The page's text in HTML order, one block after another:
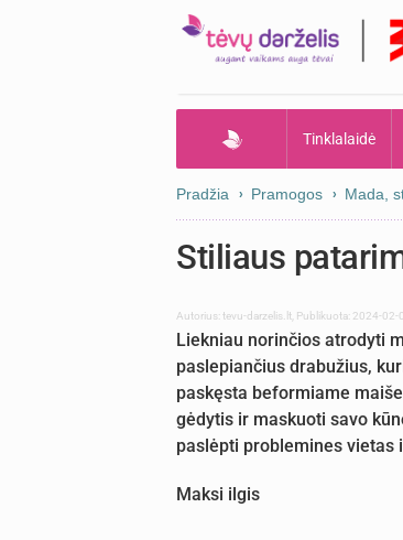
Tinklalaidė
Pradžia Pramogos Mada,
Stiliaus
Autorius:tevu-darzelis.lt Publikuota: 2024-02-
Liekniau norinčios atrodyti
paslepiančius drabužius,
paskęsta beformiame
gėdytis ir maskuoti savo
paslėpti problemines
Maksi ilgis